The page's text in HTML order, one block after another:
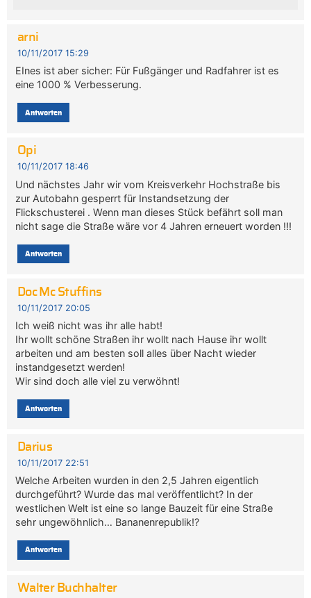
arni
10/11/2017 15:29
EInes ist aber sicher: Für Fußgänger und Radfahrer ist es
eine 1000 % Verbesserung.
Antworten
Opi
10/11/2017 18:46
Und nächstes Jahr wir vom Kreisverkehr Hochstraße bis
zur Autobahn gesperrt für Instandsetzung der
Flickschusterei . Wenn man dieses Stück befährt soll man
nicht sage die Straße wäre vor 4 Jahren erneuert worden !!!
Antworten
Doc Mc Stuffins
10/11/2017 20:05
Ich weiß nicht was ihr alle habt!
Ihr wollt schöne Straßen ihr wollt nach Hause ihr wollt
arbeiten und am besten soll alles über Nacht wieder
instandgesetzt werden!
Wir sind doch alle viel zu verwöhnt!
Antworten
Darius
10/11/2017 22:51
Welche Arbeiten wurden in den 2,5 Jahren eigentlich
durchgeführt? Wurde das mal veröffentlicht? In der
westlichen Welt ist eine so lange Bauzeit für eine Straße
sehr ungewöhnlich… Bananenrepublik!?
Antworten
Walter Buchhalter